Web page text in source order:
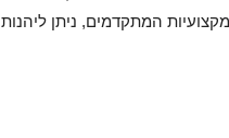
המתקדמים, ניתן ליהנות